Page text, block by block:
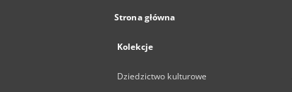
Strona główna
Kolekcje
Dziedzictwo kulturowe